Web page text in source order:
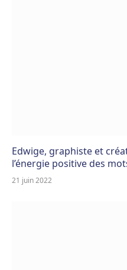
Edwige, graphiste et
l’énergie positive des
21 juin 2022